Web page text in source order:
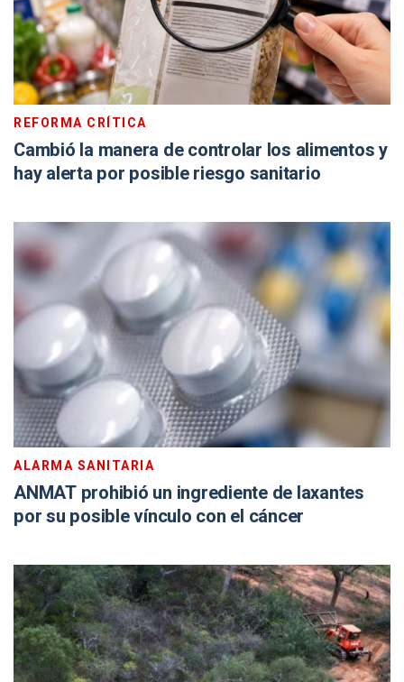
REFORMA CRÍTICA
Cambió la manera de controlar los alimentos y
hay alerta por posible riesgo sanitario
ALARMA SANITARIA
ANMAT prohibió un ingrediente de laxantes
por su posible vínculo con el cáncer